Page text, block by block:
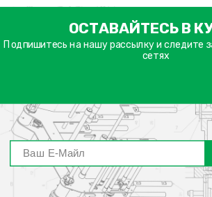
ОСТАВАЙТЕСЬ В
Подпишитесь на нашу рассылку и следите
сетях